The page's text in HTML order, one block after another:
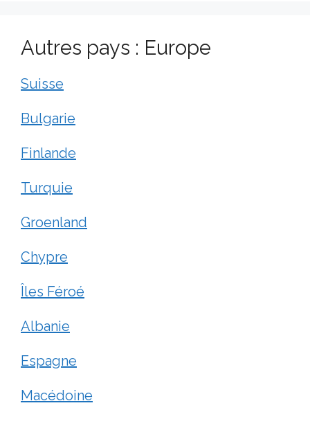
Autres pays : Europe
Suisse
Bulgarie
Finlande
Turquie
Groenland
Chypre
Îles Féroé
Albanie
Espagne
Macédoine